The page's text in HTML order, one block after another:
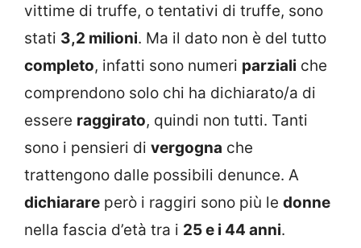
vittime di truffe, o tentativi di truffe, sono
stati 3,2 milioni. Ma il dato non è del tutto
completo, infatti sono numeri parziali che
comprendono solo chi ha dichiarato/a di
essere raggirato, quindi non tutti. Tanti
sono i pensieri di vergogna che
trattengono dalle possibili denunce. A
dichiarare però i raggiri sono più le donne
nella fascia d’età tra i 25 e i 44 anni.